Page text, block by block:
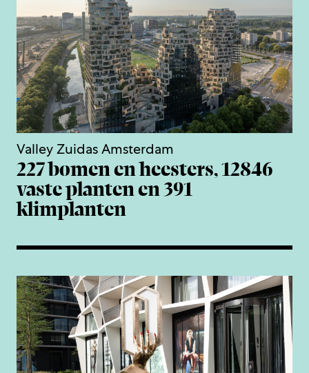
Valley Zuidas Amsterdam
227 bomen en heesters, 12846
vaste planten en 391
klimplanten